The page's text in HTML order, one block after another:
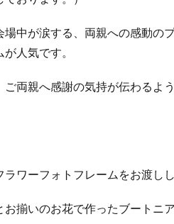
中が涙する、両親への感動の
人気です。
ご両親へ感謝の気持が伝わるよ
ワーフォトフレームをお渡しし
揃いのお花で作ったブートニ